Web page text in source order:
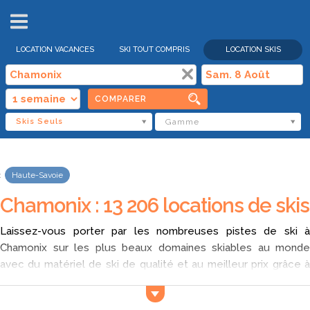
LOCATION VACANCES SKI TOUT COMPRIS LOCATION SKIS
COMPARER
Skis Seuls Gamme
Haute-Savoie
Chamonix : 13 206 locations de skis
Laissez-vous porter par les nombreuses pistes de ski à
Chamonix sur les plus beaux domaines skiables au monde
avec du matériel de ski de qualité et au meilleur prix grâce à
locations skis pas cher à Chamonix